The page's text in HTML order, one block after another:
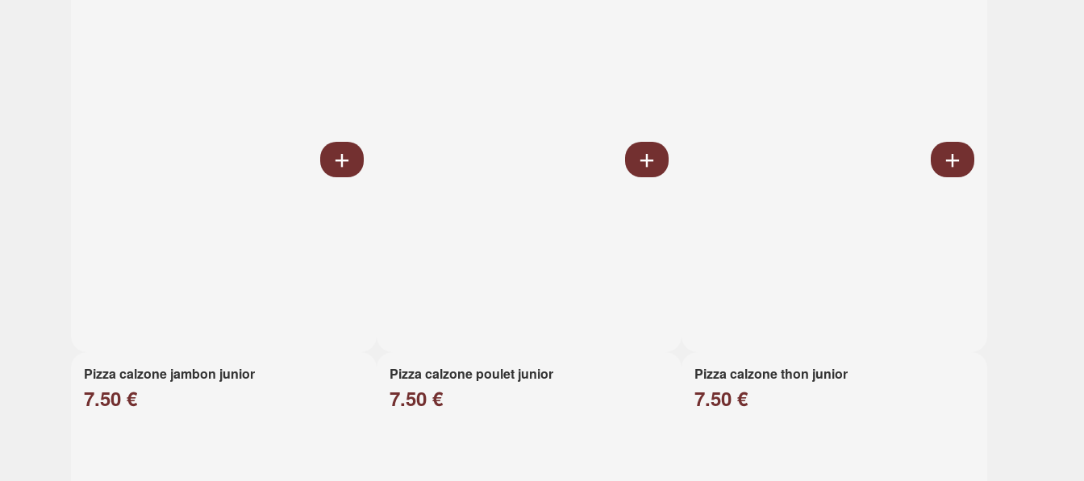
Pizza calzone jambon junior
7.50 €
Pizza calzone poulet junior
7.50 €
Pizza calzone thon junior
7.50 €